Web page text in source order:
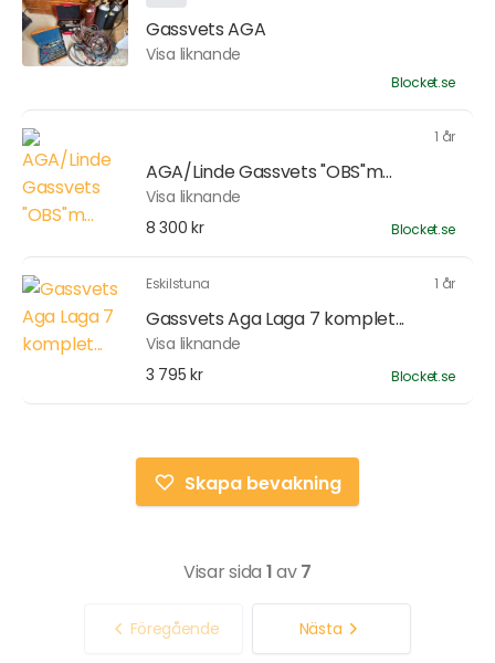
Gassvets AGA
Visa liknande
Blocket.se
1 år
AGA/Linde Gassvets "OBS"m...
Visa liknande
8 300 kr
Blocket.se
Eskilstuna 1 år
Gassvets Aga Laga 7 komplet...
Visa liknande
3 795 kr
Blocket.se
Skapa bevakning
Visar sida 1av7
Föregående Nästa